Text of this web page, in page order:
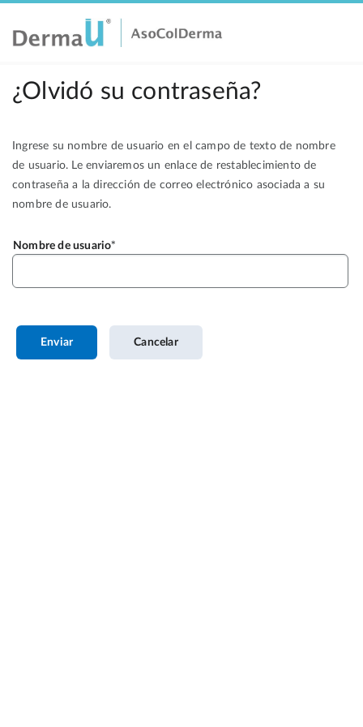
¿Olvidó su contraseña?
Ingrese su nombre de usuario en el campo de texto de nombre
de usuario. Le enviaremos un enlace de restablecimiento de
contraseña a la dirección de correo electrónico asociada a su
nombre de usuario.
Nombre de usuario
Enviar Cancelar